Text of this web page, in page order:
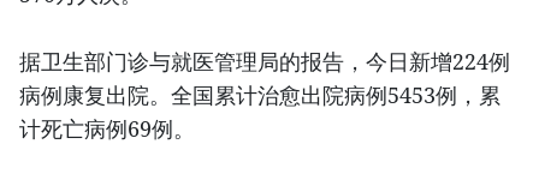
据卫生部门诊与就医管理局的报告，今日新增224例
病例康复出院。全国累计治愈出院病例5453例，累
计死亡病例69例。